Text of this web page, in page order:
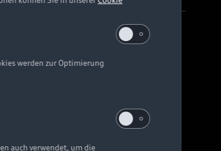
Digital Services Act
werden zur Optimierung
auch verwendet, um die